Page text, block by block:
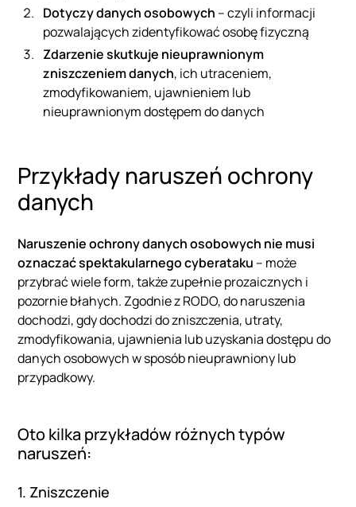
Dotyczy danych osobowych – czyli informacji
pozwalających zidentyfikować osobę fizyczną
Zdarzenie skutkuje nieuprawnionym
zniszczeniem danych, ich utraceniem,
zmodyfikowaniem, ujawnieniem lub
nieuprawnionym dostępem do danych
Przykłady naruszeń ochrony
danych
Naruszenie ochrony danych osobowych nie musi
oznaczać spektakularnego cyberataku – może
przybrać wiele form, także zupełnie prozaicznych i
pozornie błahych. Zgodnie z RODO, do naruszenia
dochodzi, gdy dochodzi do zniszczenia, utraty,
zmodyfikowania, ujawnienia lub uzyskania dostępu do
danych osobowych w sposób nieuprawniony lub
przypadkowy.
Oto kilka przykładów różnych typów
naruszeń:
1. Zniszczenie